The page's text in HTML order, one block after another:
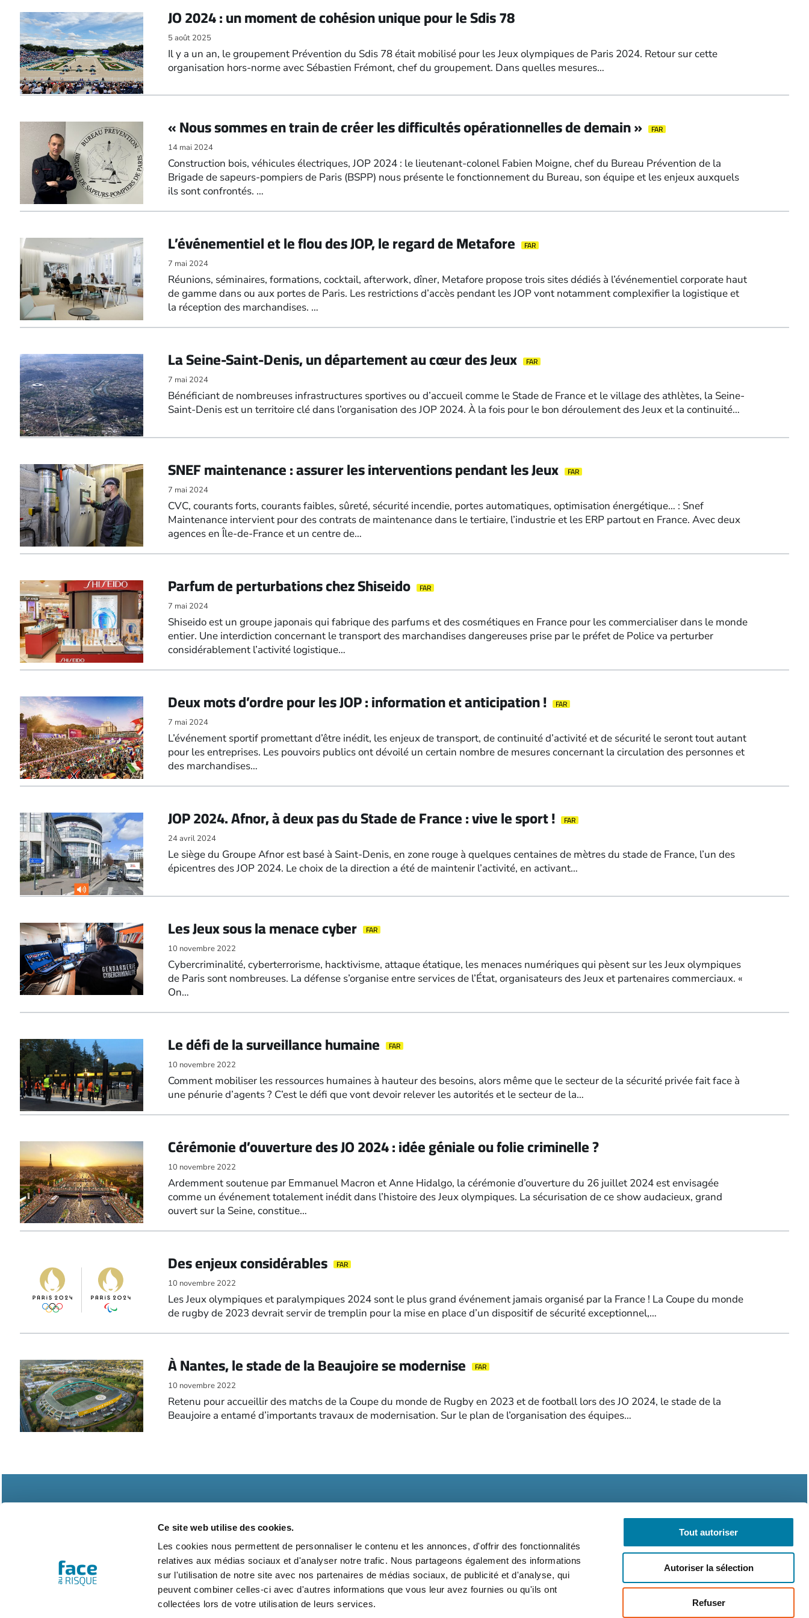
Ce site web utilise des cookies.
Les cookies nous permettent de personnaliser le contenu et les annonces, d'offrir des fonctionnalités
relatives aux médias sociaux et d'analyser notre trafic. Nous partageons également des informations
sur l'utilisation de notre site avec nos partenaires de médias sociaux, de publicité et d'analyse, qui
peuvent combiner celles-ci avec d'autres informations que vous leur avez fournies ou qu'ils ont
collectées lors de votre utilisation de leurs services.
Tout autoriser
Autoriser la sélection
Refuser
JO 2024 : un moment de cohésion unique pour le Sdis 78
5 août 2025
Il y a un an, le groupement Prévention du Sdis 78 était mobilisé pour les Jeux olympiques de Paris 2024. Retour sur cette
organisation hors-norme avec Sébastien Frémont, chef du groupement. Dans quelles mesures…
« Nous sommes en train de créer les difficultés opérationnelles de demain » FAR
14 mai 2024
Construction bois, véhicules électriques, JOP 2024 : le lieutenant-colonel Fabien Moigne, chef du Bureau Prévention de la
Brigade de sapeurs-pompiers de Paris (BSPP) nous présente le fonctionnement du Bureau, son équipe et les enjeux auxquels
ils sont confrontés. …
L’événementiel et le flou des JOP, le regard de Metafore FAR
7 mai 2024
Réunions, séminaires, formations, cocktail, afterwork, dîner, Metafore propose trois sites dédiés à l’événementiel corporate haut
de gamme dans ou aux portes de Paris. Les restrictions d’accès pendant les JOP vont notamment complexifier la logistique et
la réception des marchandises. …
La Seine-Saint-Denis, un département au cœur des Jeux FAR
7 mai 2024
Bénéficiant de nombreuses infrastructures sportives ou d’accueil comme le Stade de France et le village des athlètes, la Seine-
Saint-Denis est un territoire clé dans l’organisation des JOP 2024. À la fois pour le bon déroulement des Jeux et la continuité…
SNEF maintenance : assurer les interventions pendant les Jeux FAR
7 mai 2024
CVC, courants forts, courants faibles, sûreté, sécurité incendie, portes automatiques, optimisation énergétique… : Snef
Maintenance intervient pour des contrats de maintenance dans le tertiaire, l’industrie et les ERP partout en France. Avec deux
agences en Île-de-France et un centre de…
Parfum de perturbations chez Shiseido FAR
7 mai 2024
Shiseido est un groupe japonais qui fabrique des parfums et des cosmétiques en France pour les commercialiser dans le monde
entier. Une interdiction concernant le transport des marchandises dangereuses prise par le préfet de Police va perturber
considérablement l’activité logistique…
Deux mots d’ordre pour les JOP : information et anticipation ! FAR
7 mai 2024
L’événement sportif promettant d’être inédit, les enjeux de transport, de continuité d’activité et de sécurité le seront tout autant
pour les entreprises. Les pouvoirs publics ont dévoilé un certain nombre de mesures concernant la circulation des personnes et
des marchandises…
JOP 2024. Afnor, à deux pas du Stade de France : vive le sport ! FAR
24 avril 2024
Le siège du Groupe Afnor est basé à Saint-Denis, en zone rouge à quelques centaines de mètres du stade de France, l’un des
épicentres des JOP 2024. Le choix de la direction a été de maintenir l’activité, en activant…
Les Jeux sous la menace cyber FAR
10 novembre 2022
Cybercriminalité, cyberterrorisme, hacktivisme, attaque étatique, les menaces numériques qui pèsent sur les Jeux olympiques
de Paris sont nombreuses. La défense s’organise entre services de l’État, organisateurs des Jeux et partenaires commerciaux. «
On…
Le défi de la surveillance humaine FAR
10 novembre 2022
Comment mobiliser les ressources humaines à hauteur des besoins, alors même que le secteur de la sécurité privée fait face à
une pénurie d’agents ? C’est le défi que vont devoir relever les autorités et le secteur de la…
Cérémonie d’ouverture des JO 2024 : idée géniale ou folie criminelle ?
10 novembre 2022
Ardemment soutenue par Emmanuel Macron et Anne Hidalgo, la cérémonie d’ouverture du 26 juillet 2024 est envisagée
comme un événement totalement inédit dans l’histoire des Jeux olympiques. La sécurisation de ce show audacieux, grand
ouvert sur la Seine, constitue…
Des enjeux considérables FAR
10 novembre 2022
Les Jeux olympiques et paralympiques 2024 sont le plus grand événement jamais organisé par la France ! La Coupe du monde
de rugby de 2023 devrait servir de tremplin pour la mise en place d’un dispositif de sécurité exceptionnel,…
À Nantes, le stade de la Beaujoire se modernise FAR
10 novembre 2022
Retenu pour accueillir des matchs de la Coupe du monde de Rugby en 2023 et de football lors des JO 2024, le stade de la
Beaujoire a entamé d’importants travaux de modernisation. Sur le plan de l’organisation des équipes…
Abonnements Contact Kit média Nos partenaires Qui sommes-nous ? Mentions légales
Suivez-nous également sur les réseaux sociaux